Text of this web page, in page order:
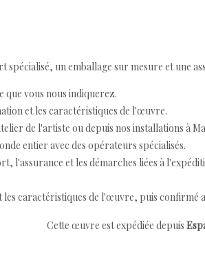
un emballage sur mesure et une
vous nous indiquerez.
et les caractéristiques de l'œuvre.
de l'artiste ou depuis nos installations à
entier avec des opérateurs spécialisés.
l'assurance et les démarches liées à
les caractéristiques de l'œuvre, puis confirmé
Cette œuvre est expédiée depuis